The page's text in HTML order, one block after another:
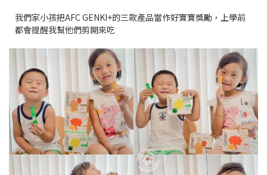
我們家小孩把AFC GENKI+的三款產品當作好寶寶獎勵，上學前
都會提醒我幫他們剪開來吃